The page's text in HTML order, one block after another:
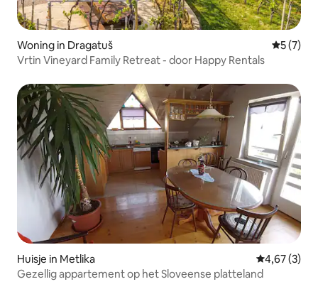
Woning in Dragatuš
5 (7)
Vrtin Vineyard Family Retreat - door Happy Rentals
Huisje in Metlika
4,67 (3)
Gezellig appartement op het Sloveense platteland